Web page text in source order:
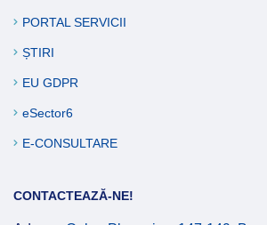
Afla mai multe
PORTAL SERVICII
ȘTIRI
EU GDPR
eSector6
E-CONSULTARE
CONTACTEAZĂ-NE!